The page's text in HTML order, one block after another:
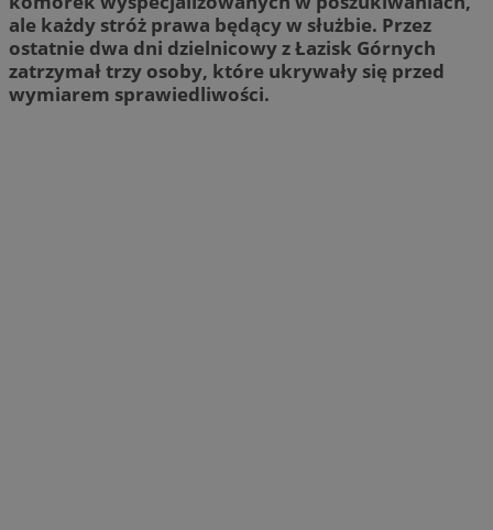
ale każdy stróż prawa będący w służbie. Przez
ostatnie dwa dni dzielnicowy z Łazisk Górnych
zatrzymał trzy osoby, które ukrywały się przed
wymiarem sprawiedliwości.